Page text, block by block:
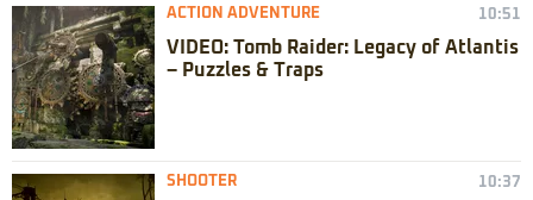
ACTION ADVENTURE 10:51
VIDEO: Tomb Raider: Legacy of Atlantis
– Puzzles & Traps
SHOOTER 10:37